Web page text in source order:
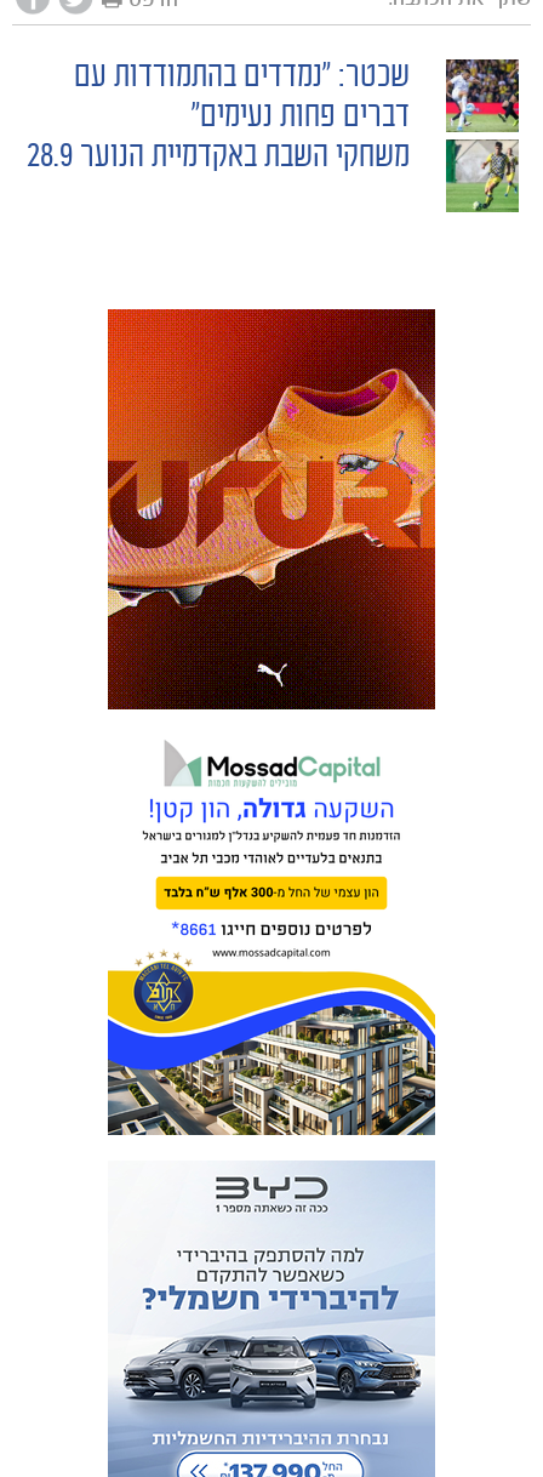
POST
NAVIGATION
שכטר: "נמדדים בהתמודדות עם
דברים פחות נעימים"
משחקי השבת באקדמיית הנוער 28.9